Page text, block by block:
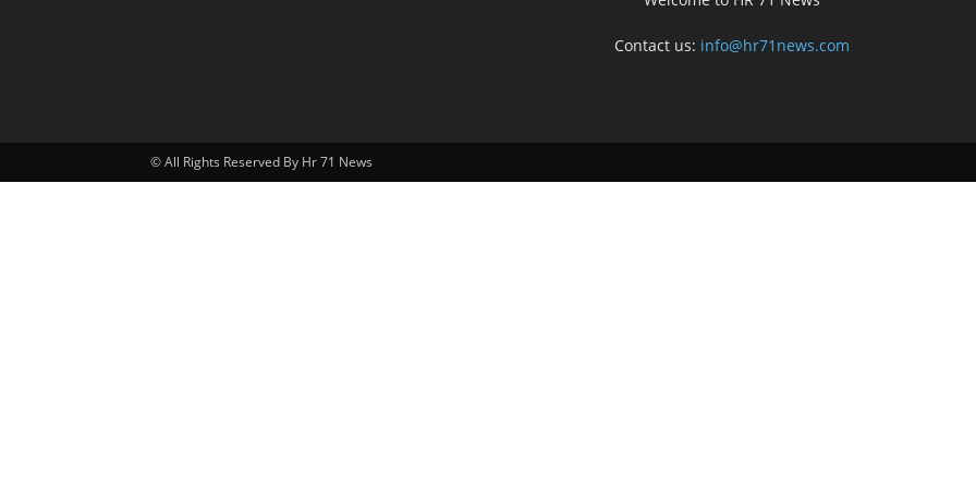
Contact us: info@hr71news.com
© All Rights Reserved By Hr 71 News